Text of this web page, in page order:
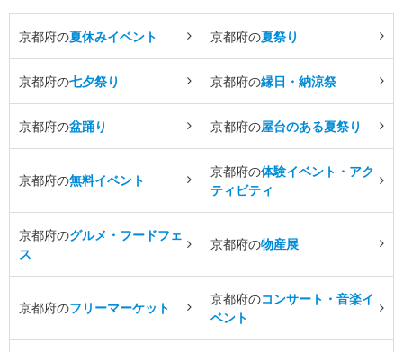
京都府の夏休みイベント 京都府の夏祭り
京都府の七夕祭り 京都府の縁日・納涼祭
京都府の盆踊り 京都府の屋台のある夏祭り
京都府の無料イベント
京都府の体験イベント・アク
ティビティ
京都府のグルメ・フードフェ
ス
京都府の物産展
京都府のフリーマーケット
京都府のコンサート・音楽イ
ベント